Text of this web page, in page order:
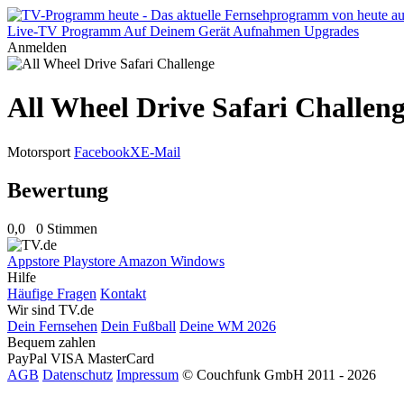
Live-TV Programm Auf Deinem Gerät Aufnahmen Upgrades
Anmelden
All Wheel Drive Safari
Motorsport FacebookXE-Mail
Bewertung
0,0 0 Stimmen
Appstore Playstore Amazon Windows
Hilfe
Häufige Fragen Kontakt
Wir sind TV.de
Dein Fernsehen Dein Fußball Deine WM 2026
Bequem zahlen
PayPal VISA MasterCard
AGB Datenschutz Impressum © Couchfunk GmbH 2011 - 2026